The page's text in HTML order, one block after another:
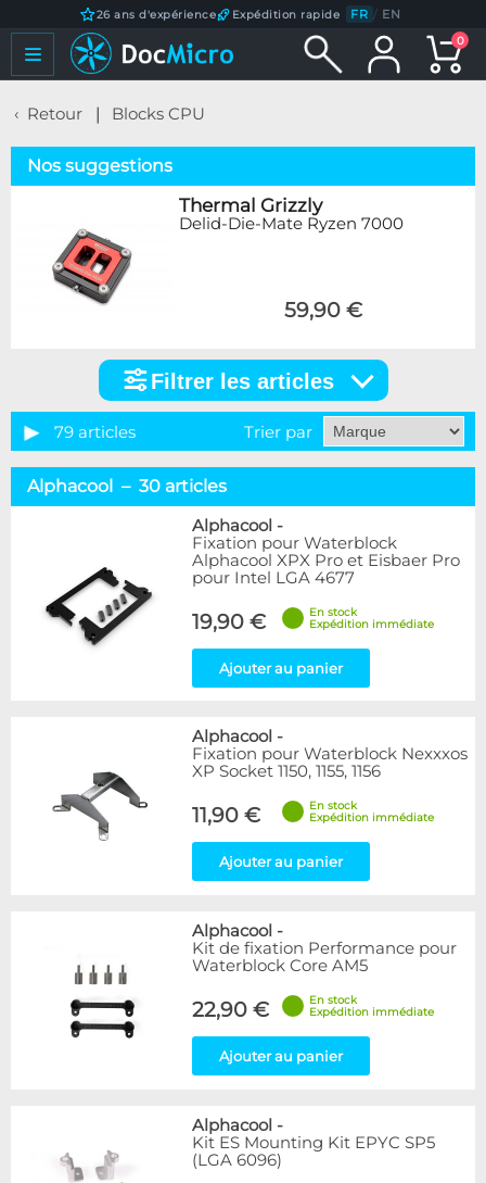
26 ans d'expérience Expédition rapide FR / EN
0
Retour Blocks CPU
Nos suggestions
Thermal Grizzly
Delid-Die-Mate Ryzen 7000
59,90 €
articles
Catégorie
Socket AMD64
2
6
Socket 1366
3
Sockets 115x & 12x
Socket 2011
12
Socket 2066
38
3
Alphacool
BARROW
6
EK Water Blocks
3
13
2
1
Disponibilité / Promotions
Articles en stock
Filtrer les articles
79 articles Trier par
Alphacool – 30 articles
Alphacool -
Fixation pour Waterblock
Alphacool XPX Pro et Eisbaer Pro
pour Intel LGA 4677
19,90 €
En stock
Expédition immédiate
Ajouter au panier
Alphacool -
Fixation pour Waterblock Nexxxos
XP Socket 1150, 1155, 1156
11,90 €
En stock
Expédition immédiate
Ajouter au panier
Alphacool -
Kit de fixation Performance pour
Waterblock Core AM5
22,90 €
En stock
Expédition immédiate
Ajouter au panier
Alphacool -
Kit ES Mounting Kit EPYC SP5
(LGA 6096)